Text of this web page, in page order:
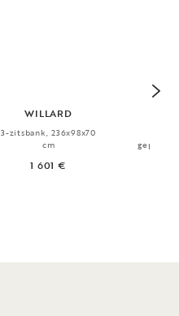
WILLARD
3-zitsbank, 236x98x70
cm
1 601 €